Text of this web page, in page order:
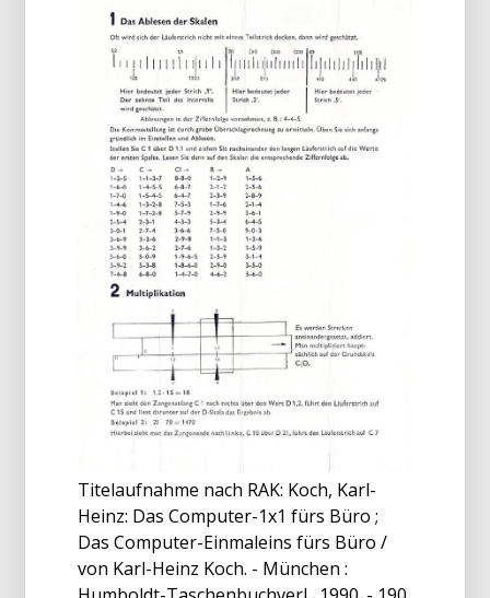
Titelaufnahme nach RAK: Koch, Karl-
Heinz: Das Computer-1x1 fürs Büro ;
Das Computer-Einmaleins fürs Büro /
von Karl-Heinz Koch. - München :